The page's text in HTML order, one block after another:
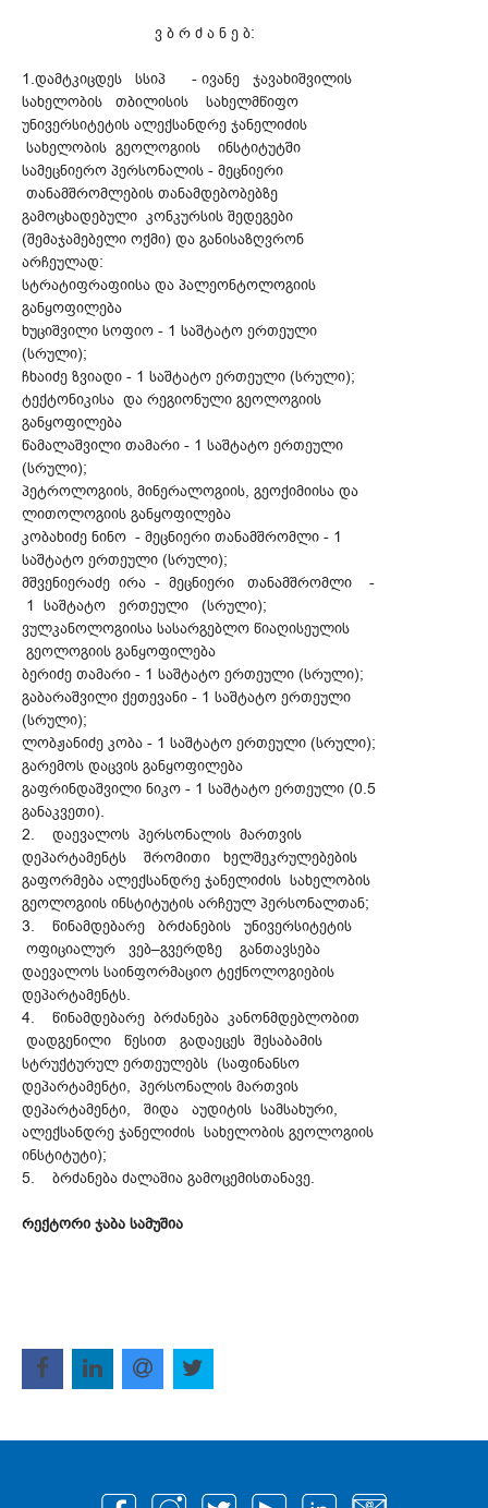
ვ ბ რ ძ ა ნ ე ბ:
1.დამტკიცდეს სსიპ - ივანე ჯავახიშვილის
სახელობის თბილისის სახელმწიფო
უნივერსიტეტის ალექსანდრე ჯანელიძის
სახელობის გეოლოგიის ინსტიტუტში
სამეცნიერო პერსონალის - მეცნიერი
თანამშრომლების თანამდებობებზე
გამოცხადებული კონკურსის შედეგები
(შემაჯამებელი ოქმი) და განისაზღვრონ
არჩეულად:
სტრატიფრაფიისა და პალეონტოლოგიის
განყოფილება
ხუციშვილი სოფიო - 1 საშტატო ერთეული
(სრული);
ჩხაიძე ზვიადი - 1 საშტატო ერთეული (სრული);
ტექტონიკისა და რეგიონული გეოლოგიის
განყოფილება
წამალაშვილი თამარი - 1 საშტატო ერთეული
(სრული);
პეტროლოგიის, მინერალოგიის, გეოქიმიისა და
ლითოლოგიის განყოფილება
კობახიძე ნინო - მეცნიერი თანამშრომლი - 1
საშტატო ერთეული (სრული);
მშვენიერაძე ირა - მეცნიერი თანამშრომლი -
1 საშტატო ერთეული (სრული);
ვულკანოლოგიისა სასარგებლო წიაღისეულის
გეოლოგიის განყოფილება
ბერიძე თამარი - 1 საშტატო ერთეული (სრული);
გაბარაშვილი ქეთევანი - 1 საშტატო ერთეული
(სრული);
ლობჟანიძე კობა - 1 საშტატო ერთეული (სრული);
გარემოს დაცვის განყოფილება
გაფრინდაშვილი ნიკო - 1 საშტატო ერთეული (0.5
განაკვეთი).
2. დაევალოს პერსონალის მართვის
დეპარტამენტს შრომითი ხელშეკრულებების
გაფორმება ალექსანდრე ჯანელიძის სახელობის
გეოლოგიის ინსტიტუტის არჩეულ პერსონალთან;
3. წინამდებარე ბრძანების უნივერსიტეტის
ოფიციალურ ვებ–გვერდზე განთავსება
დაევალოს საინფორმაციო ტექნოლოგიების
დეპარტამენტს.
4. წინამდებარე ბრძანება კანონმდებლობით
დადგენილი წესით გადაეცეს შესაბამის
სტრუქტურულ ერთეულებს (საფინანსო
დეპარტამენტი, პერსონალის მართვის
დეპარტამენტი, შიდა აუდიტის სამსახური,
ალექსანდრე ჯანელიძის სახელობის გეოლოგიის
ინსტიტუტი);
5. ბრძანება ძალაშია გამოცემისთანავე.
რექტორი ჯაბა სამუშია